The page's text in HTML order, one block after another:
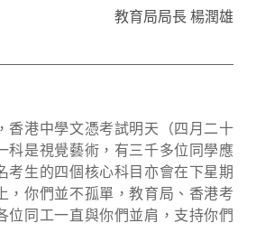
教育局局長 楊潤雄
港中學文憑考試明天（四月二十
科是視覺藝術，有三千多位同學應
考生的四個核心科目亦會在下星期
，你們並不孤單，教育局、香港考
位同工一直與你們並肩，支持你們